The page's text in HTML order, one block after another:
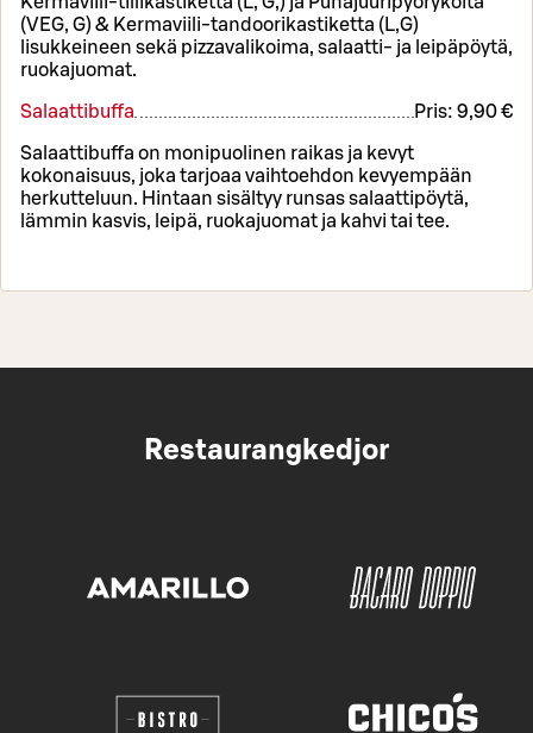
(VEG, G) & Kermaviili-tandoorikastiketta (L,G)
lisukkeineen sekä pizzavalikoima, salaatti- ja leipäpöytä,
ruokajuomat.
Salaattibuffa Pris: 9,90 €
Salaattibuffa on monipuolinen raikas ja kevyt
kokonaisuus, joka tarjoaa vaihtoehdon kevyempään
herkutteluun. Hintaan sisältyy runsas salaattipöytä,
lämmin kasvis, leipä, ruokajuomat ja kahvi tai tee.
Restaurangkedjor